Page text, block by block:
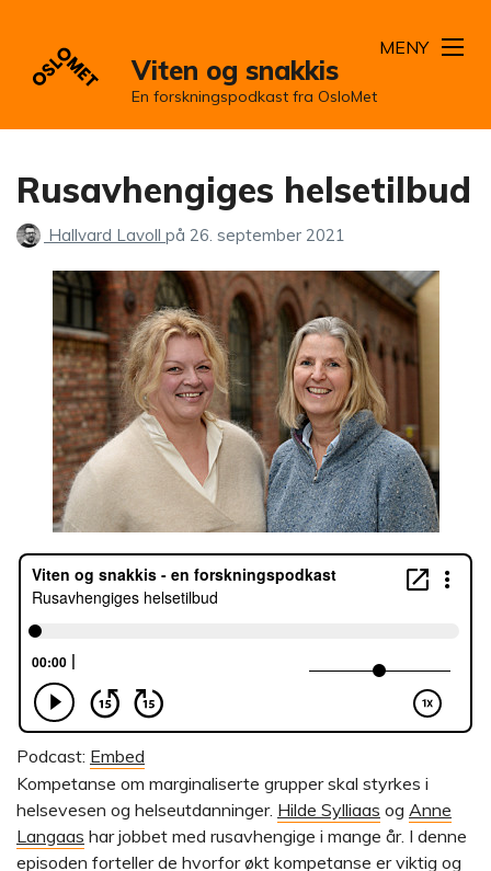
Viten og snakkis
En forskningspodkast fra OsloMet
MENY
Rusavhengiges helsetilbud
Hallvard Lavoll på 26. september 2021
Podcast: Embed
Kompetanse om marginaliserte grupper skal styrkes i
helsevesen og helseutdanninger. Hilde Sylliaas og Anne
Langaas har jobbet med rusavhengige i mange år. I denne
episoden forteller de hvorfor økt kompetanse er viktig og